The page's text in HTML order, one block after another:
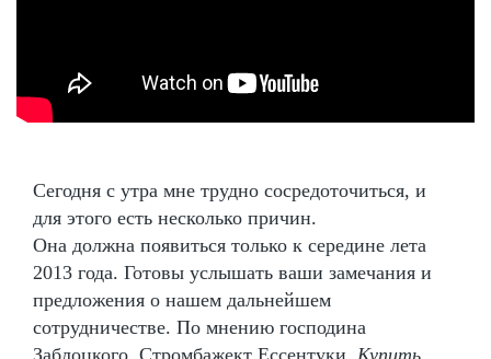
Сегодня с утра мне трудно сосредоточиться, и
для этого есть несколько причин.
Она должна появиться только к середине лета
2013 года. Готовы услышать ваши замечания и
предложения о нашем дальнейшем
сотрудничестве. По мнению господина
Заблоцкого, Стромбажект Ессентуки, Купить